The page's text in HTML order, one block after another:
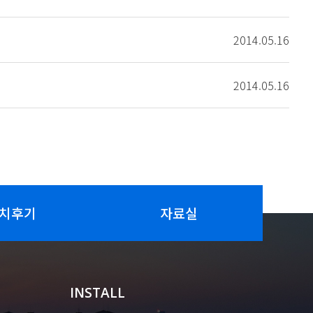
2014.05.16
2014.05.16
후기 자료실
INSTALL